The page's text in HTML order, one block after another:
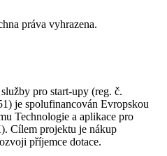
práva vyhrazena.
pro start-upy (reg. č.
je spolufinancován Evropskou
Technologie a aplikace pro
Cílem projektu je nákup
příjemce dotace.